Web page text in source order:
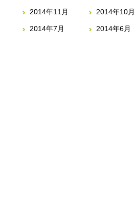
2014年11月 2014年10月
2014年7月 2014年6月